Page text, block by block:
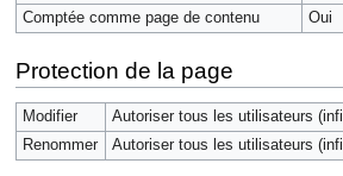
Comptée comme page de contenu
Oui
Protection de la page
Modifier
Autoriser tous les utilisateurs
Renommer
Autoriser tous les utilisateurs